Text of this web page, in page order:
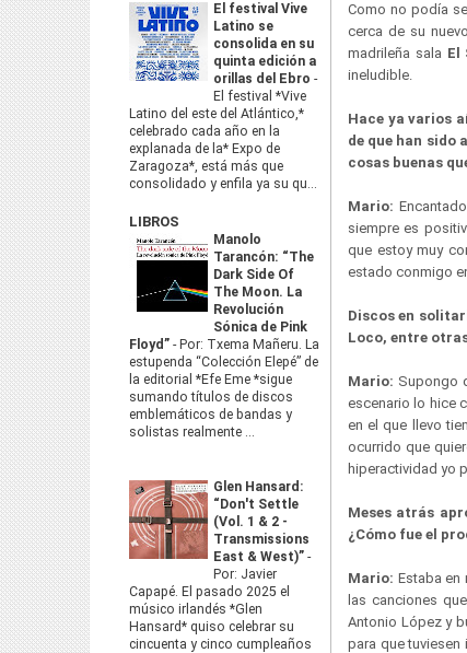
El festival Vive
Latino se
consolida en su
quinta edición a
orillas del Ebro -
El festival *Vive
Latino del este del Atlántico,*
celebrado cada año en la
explanada de la* Expo de
Zaragoza*, está más que
consolidado y enfila ya su qu...
LIBROS
Manolo
Tarancón: “The
Dark Side Of
The Moon. La
Revolución
Sónica de Pink
Floyd” - Por: Txema Mañeru. La
estupenda “Colección Elepé” de
la editorial *Efe Eme *sigue
sumando títulos de discos
emblemáticos de bandas y
solistas realmente ...
Glen Hansard:
“Don't Settle
(Vol. 1 & 2 -
Transmissions
East & West)” -
Por: Javier
Capapé. El pasado 2025 el
músico irlandés *Glen
Hansard* quiso celebrar su
cincuenta y cinco cumpleaños
Como no podía
cerca de su
madrileña sala El
ineludible.
Hace ya varios
de que han sido
cosas buenas
Mario:
siempre es
que estoy muy
estado conmigo
Discos en
Loco, entre
Mario: Supongo
escenario lo hice
en el que llevo
ocurrido que
hiperactividad yo
Meses atrás
¿Cómo fue el
Mario: Estaba en
las canciones
Antonio López y
para que